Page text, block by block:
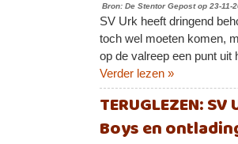
Bron: De Stentor Gepost op 23-11-
SV Urk heeft dringend
toch wel moeten komen,
op de valreep een punt uit
Verder lezen »
TERUGLEZEN:
Boys en